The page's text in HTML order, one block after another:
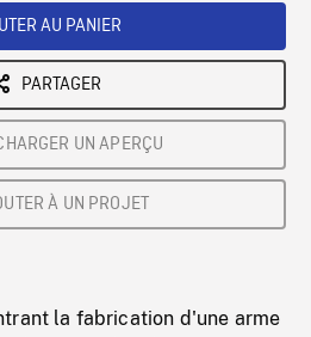
AU PANIER
PARTAGER
UN APERÇU
À UN PROJET
la fabrication d'une arme